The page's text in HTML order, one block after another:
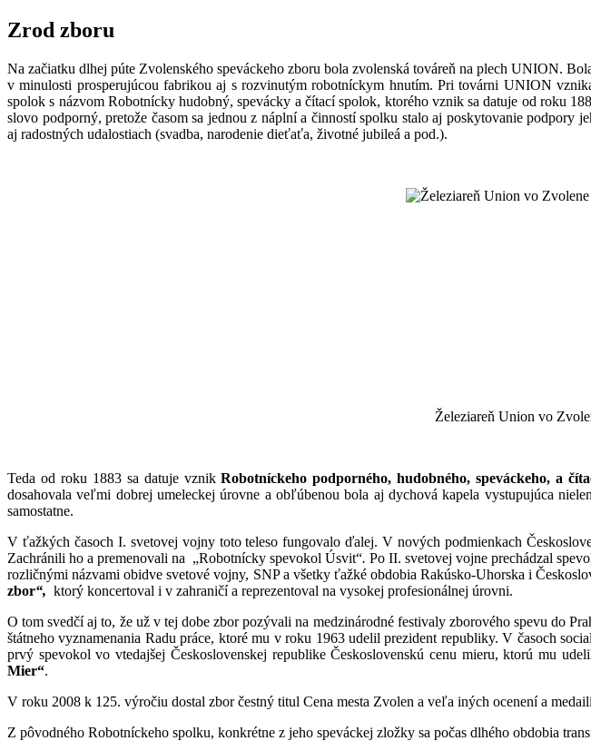
Zrod zboru
Na začiatku dlhej púte Zvolenského speváckeho zboru bola zvolenská továreň na plech UNION.
v minulosti prosperujúcou fabrikou aj s rozvinutým robotníckym hnutím. Pri továrni UNION
spolok s názvom Robotnícky hudobný, spevácky a čítací spolok, ktorého vznik sa datuje od roku
slovo podporný, pretože časom sa jednou z náplní a činností spolku stalo aj poskytovanie podpory
aj radostných udalostiach (svadba, narodenie dieťaťa, životné jubileá a pod.).
Železiareň Union vo
Teda od roku 1883 sa datuje vznikRobotníckeho podporného, hudobného, speváckeho, a
dosahovala veľmi dobrej umeleckej úrovne a obľúbenou bola aj dychová kapela vystupujúca
samostatne.
V ťažkých časoch I. svetovej vojny toto teleso fungovalo ďalej. V nových podmienkach
Zachránili ho a premenovali na „Robotnícky spevokol Úsvit“. Po II. svetovej vojne prechádzal
rozličnými názvami obidve svetové vojny, SNP a všetky ťažké obdobia Rakúsko-Uhorska i
zbor“, ktorý koncertoval i v zahraničí a reprezentoval na vysokej profesionálnej úrovni.
O tom svedčí aj to, že už v tej dobe zbor pozývali na medzinárodné festivaly zborového spevu do
štátneho vyznamenania Radu práce, ktoré mu v roku 1963 udelil prezident republiky. V časoch
prvý spevokol vo vtedajšej Československej republike Československú cenu mieru, ktorú mu
Mier“.
V roku 2008 k 125. výročiu dostal zbor čestný titul Cena mesta Zvolen a veľa iných ocenení a
Z pôvodného Robotníckeho spolku, konkrétne z jeho speváckej zložky sa počas dlhého obdobia